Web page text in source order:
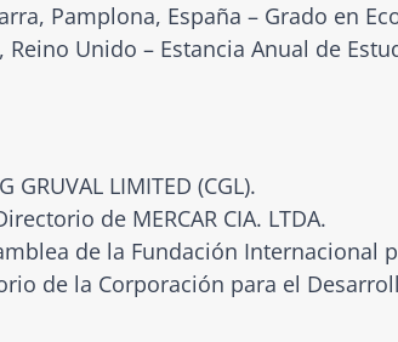
Pamplona, España – Grado en
Reino Unido – Estancia Anual de
GRUVAL LIMITED (CGL).
de MERCAR CIA. LTDA.
de la Fundación Internacional
de la Corporación para el